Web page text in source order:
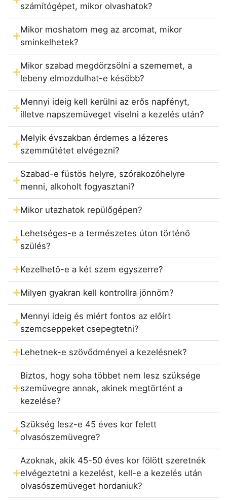
számítógépet, mikor olvashatok?
Mikor moshatom meg az arcomat, mikor
sminkelhetek?
Mikor szabad megdörzsölni a szememet, a
lebeny elmozdulhat-e később?
Mennyi ideig kell kerülni az erős napfényt,
illetve napszemüveget viselni a kezelés után?
Melyik évszakban érdemes a lézeres
szemműtétet elvégezni?
Szabad-e füstös helyre, szórakozóhelyre
menni, alkoholt fogyasztani?
Mikor utazhatok repülőgépen?
Lehetséges-e a természetes úton történő
szülés?
Kezelhető-e a két szem egyszerre?
Milyen gyakran kell kontrollra jönnöm?
Mennyi ideig és miért fontos az előírt
szemcseppeket csepegtetni?
Lehetnek-e szövődményei a kezelésnek?
Biztos, hogy soha többet nem lesz szüksége
szemüvegre annak, akinek megtörtént a
kezelése?
Szükség lesz-e 45 éves kor felett
olvasószemüvegre?
Azoknak, akik 45-50 éves kor fölött szeretnék
elvégeztetni a kezelést, kell-e a kezelés után
olvasószemüveget hordaniuk?